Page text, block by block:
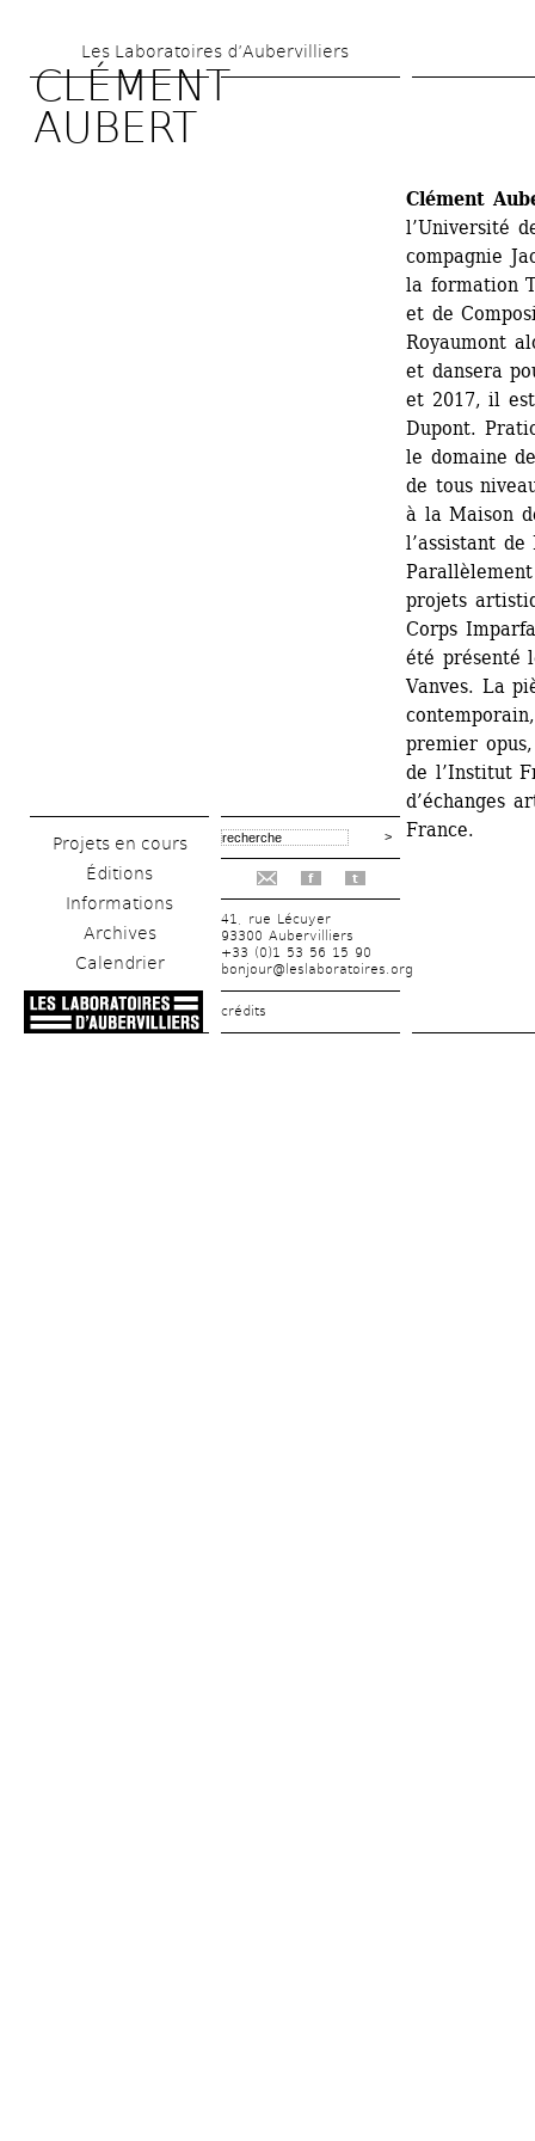
au
contenu
principal
Les Laboratoires d’Aubervilliers
CLÉMENT
AUBERT
Projets en cours
Éditions
Informations
Archives
Calendrier
f t
41, rue Lécuyer
93300 Aubervilliers
+33 (0)1 53 56 15 90
bonjour@leslaboratoires.org
crédits
Clément
l’Université
compagnie
la formation
et de
Royaumont
et dansera
et 2017, il
Dupont.
le domaine
de tous
à la Maison
l’assistant
projets
Corps
été présenté
Vanves. La
premier
de l’Institut
d’échanges
France.